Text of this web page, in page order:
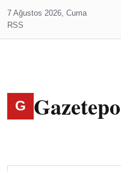
7 Ağustos 2026, Cuma
RSS
G